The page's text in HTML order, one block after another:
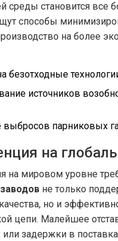
становится все
способы
на более
безотходные
источников
парниковых
на
на мировом уровне
заводов не только
но и
цепи. Малейшее
или задержки в